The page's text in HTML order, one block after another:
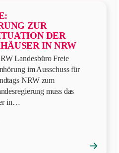
ZUR
DER
IN NRW
Landesbüro Freie
im Ausschuss für
NRW zum
muss das
in…
→